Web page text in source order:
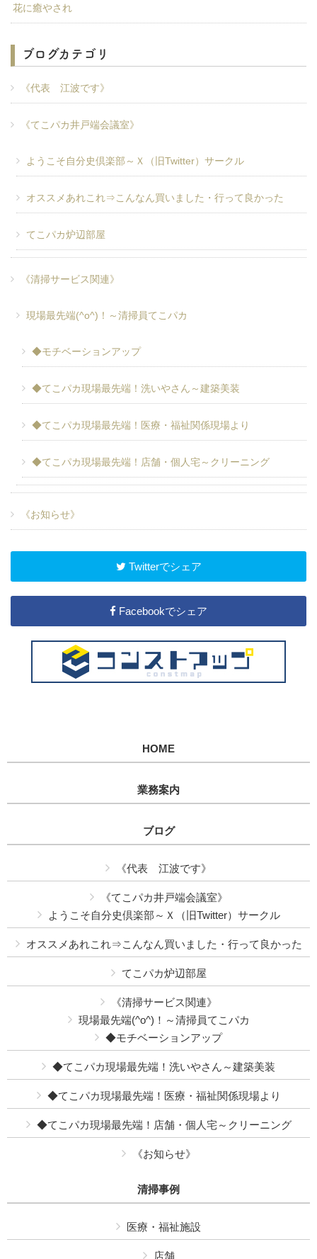
花に癒やされ
ブログカテゴリ
《代表 江波です》
《てこパカ井戸端会議室》
ようこそ自分史倶楽部～Ｘ（旧Twitter）サークル
オススメあれこれ⇒こんなん買いました・行って良かった
てこパカ炉辺部屋
《清掃サービス関連》
現場最先端(^o^)！～清掃員てこパカ
◆モチベーションアップ
◆てこパカ現場最先端！洗いやさん～建築美装
◆てこパカ現場最先端！医療・福祉関係現場より
◆てこパカ現場最先端！店舗・個人宅～クリーニング
《お知らせ》
Twitterでシェア
Facebookでシェア
HOME
業務案内
ブログ
《代表 江波です》
《てこパカ井戸端会議室》
ようこそ自分史倶楽部～Ｘ（旧Twitter）サークル
オススメあれこれ⇒こんなん買いました・行って良かった
てこパカ炉辺部屋
《清掃サービス関連》
現場最先端(^o^)！～清掃員てこパカ
◆モチベーションアップ
◆てこパカ現場最先端！洗いやさん～建築美装
◆てこパカ現場最先端！医療・福祉関係現場より
◆てこパカ現場最先端！店舗・個人宅～クリーニング
《お知らせ》
清掃事例
医療・福祉施設
店舗